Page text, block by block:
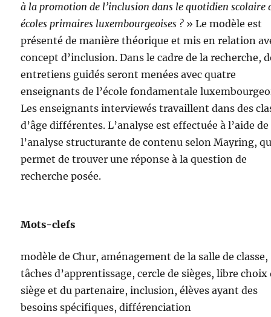
à la promotion de l’inclusion dans le quotidien scolaire
écoles primaires luxembourgeoises ? » Le modèle est
présenté de manière théorique et mis en relation
concept d’inclusion. Dans le cadre de la recherche,
entretiens guidés seront menées avec quatre
enseignants de l’école fondamentale
Les enseignants interviewés travaillent dans des
d’âge différentes. L’analyse est effectuée à l’aide de
l’analyse structurante de contenu selon Mayring,
permet de trouver une réponse à la question de
recherche posée.
Mots-clefs
modèle de Chur, aménagement de la salle de classe,
tâches d’apprentissage, cercle de sièges, libre choix
siège et du partenaire, inclusion, élèves ayant des
besoins spécifiques, différenciation